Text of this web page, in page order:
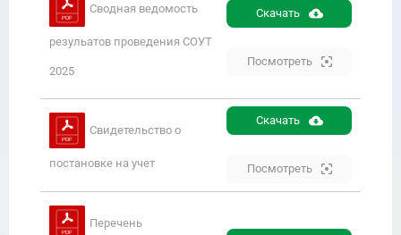
Сводная ведомость
резульатов проведения СОУТ
2025
Скачать
Посмотреть
Свидетельство о
постановке на учет
Скачать
Посмотреть
Перечень